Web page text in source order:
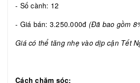
- Số cành: 12
- Giá bán: 3.250.000đ (Đã bao gồm
Giá có thể tăng nhẹ vào dịp cận Tết
Cách chăm sóc: